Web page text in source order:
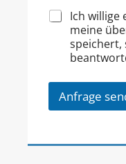
Ich willige
meine
speichert,
Anfrage